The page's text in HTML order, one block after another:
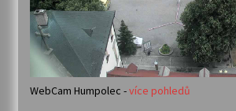
WebCam Humpolec -více pohledů